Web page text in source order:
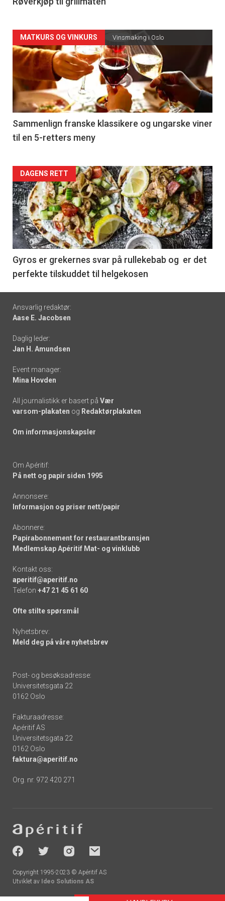
Forsiden
akkurat
nå
-
5
MATKURS OG VINKURS Vinsmaking i Oslo
Sammenlign franske klassikere og ungarske viner
til en 5-retters meny
Forsiden
akkurat
nå
-
6
DAGENS RETT
Gyros er grekernes svar på rullekebab og er det
perfekte tilskuddet til helgekosen
Footer
-
links
Ansvarlig redaktør:
Aase E. Jacobsen
Daglig leder:
Jan H. Amundsen
Event manager:
Mina Hovden
All journalistikk er basert på Vær
varsom-plakaten og Redaktørplakaten
Om informasjonskapsler
Om Apéritif:
På nett og papir siden 1995
Annonsere:
Informasjon og priser nett/papir
Abonnere:
Papirabonnement for restaurantbransjen
Medlemskap Apéritif Mat- og vinklubb
Kontakt oss:
aperitif@aperitif.no
Telefon +47 21 45 61 60
Ofte stilte spørsmål
Nyhetsbrev:
Meld deg på våre nyhetsbrev
Post- og besøksadresse:
Universitetsgata 22
0162 Oslo
Fakturaadresse:
Apéritif AS
Universitetsgata 22
0162 Oslo
faktura@aperitif.no
Org. nr. 972 420 271
-
socials
Copyright 1995-2023 © Apéritif AS
Utviklet av Ideo Solutions AS